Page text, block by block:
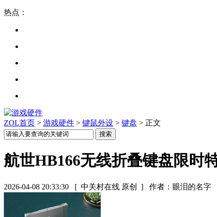
热点：
ZOL首页 > 游戏硬件 > 键鼠外设 > 键盘 > 正文
航世HB166无线折叠键盘限时
2026-04-08 20:33:30 [ 中关村在线 原创 ] 作者：眼泪的名字